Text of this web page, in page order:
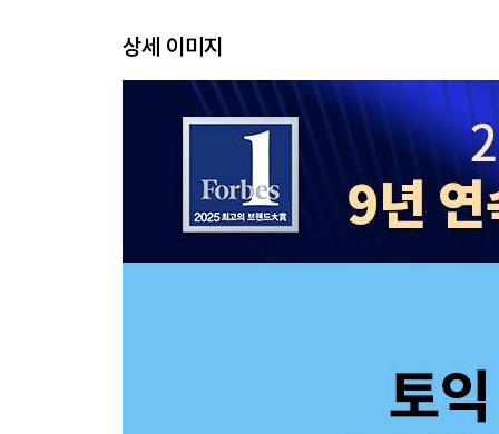
Part 6
Playlist 8 해석으로 단서 찾는 접속부사&문맥파악
Playlist 9 점수 끌어올리는 단일지문 총정리
Playlist 10 고득점 치트키, 이중지문&삼중지문
Playlist 3 은근 까다로운 일반/선택/요청&제안 의문
Playlist 4 요즘 평서문은 이렇게 연습하세요
상세 이미지